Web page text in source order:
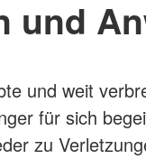
und
und weit
für sich
zu